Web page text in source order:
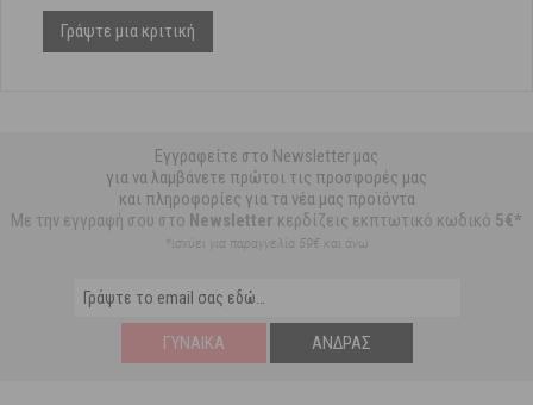
Γράψτε μια κριτική
Εγγραφείτε στο Newsletter μας
για να λαμβάνετε πρώτοι τις προσφορές μας
και πληροφορίες για τα νέα μας προϊόντα
Με την εγγραφή σου στο Newsletter κερδίζεις εκπτωτικό κωδικό 5€*
*ισχύει για παραγγελία 59€ και άνω
ΓΥΝΑΊΚΑ ΆΝΔΡΑΣ